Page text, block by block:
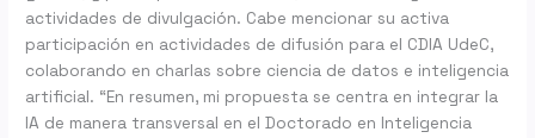
actividades de divulgación. Cabe mencionar su activa
participación en actividades de difusión para el CDIA UdeC,
colaborando en charlas sobre ciencia de datos e inteligencia
artificial. “En resumen, mi propuesta se centra en integrar la
IA de manera transversal en el Doctorado en Inteligencia